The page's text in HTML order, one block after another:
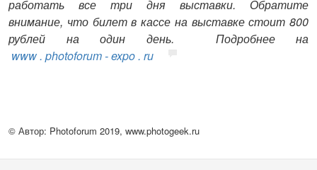
работать все три дня выставки. Обратите
внимание, что билет в кассе на выставке стоит 800
рублей на один день.
Подробнее на
www. photoforum-expo. ru
© Автор: Photoforum 2019, www.photogeek.ru